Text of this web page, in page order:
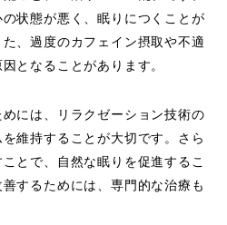
状態が悪く、眠りにつくことが
、過度のカフェイン摂取や不適
となることがあります。
には、リラクゼーション技術の
維持することが大切です。さら
とで、自然な眠りを促進するこ
するためには、専門的な治療も